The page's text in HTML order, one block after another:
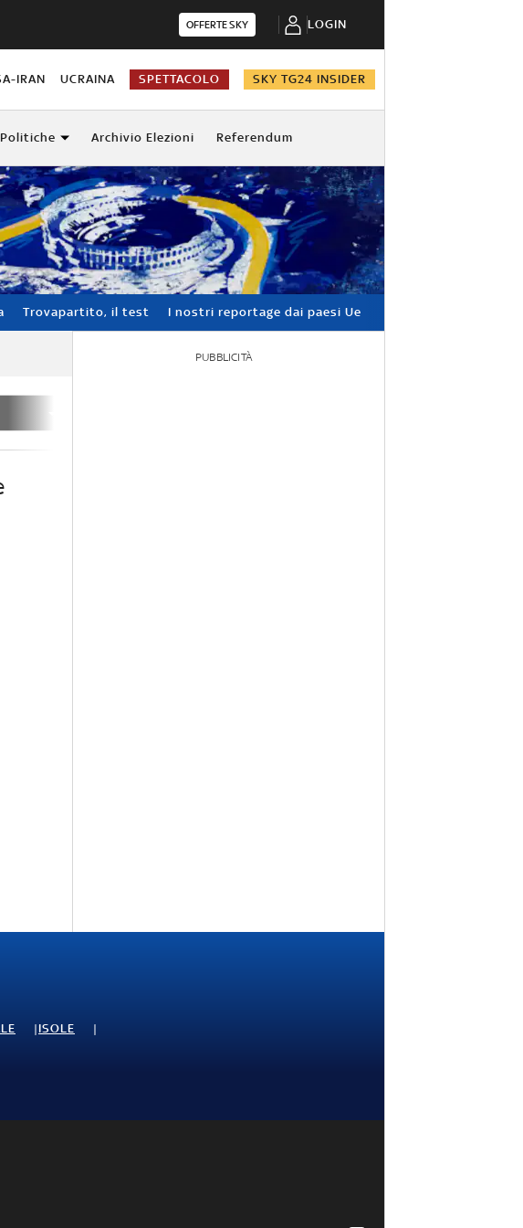
OFFERTE SKY LOGIN
IRAN UCRAINA SPETTACOLO SKY TG24 INSIDER
Politiche Archivio Elezioni Referendum
Trovapartito, il test I nostri reportage dai paesi Ue
PUBBLICITÀ
ISOLE